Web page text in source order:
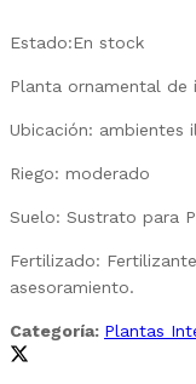
Estado:En stock
Planta ornamental de
Ubicación: ambientes
Riego: moderado
Suelo: Sustrato para
Fertilizado:
asesoramiento.
Categoría: Plantas